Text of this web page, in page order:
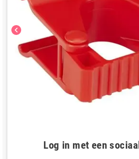
chevron_left
Log in met een